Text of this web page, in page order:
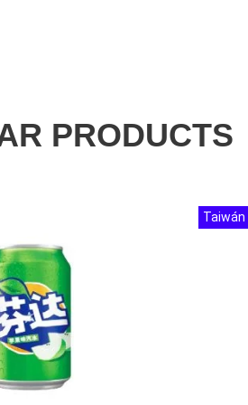
PRODUCTS
Taiwán